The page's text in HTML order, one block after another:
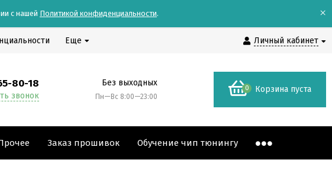
с нашей Политикой конфиденциальности. ×
Личный кабинет
Еще
80-18
звонок
Без выходных
Пн—Вс 8:00—23:00
0 Корзина пуста
Заказ прошивок Обучение чип тюнингу